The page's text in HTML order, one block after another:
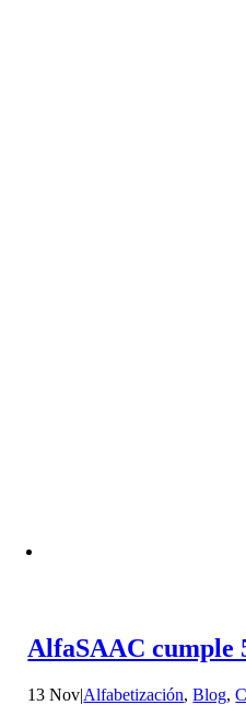
AlfaSAAC cumple
13 Nov|Alfabetización,Blog,